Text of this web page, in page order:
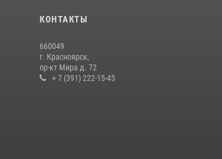
КОНТАКТЫ
660049
г. Красноярск,
пр-кт Мира д. 72
+ 7 (391) 222-15-45